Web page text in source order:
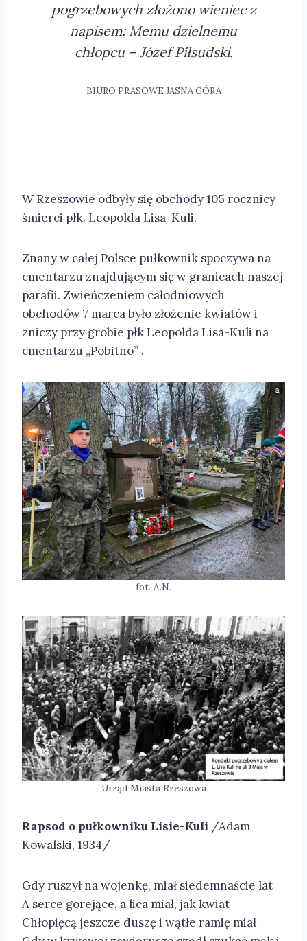
pogrzebowych złożono wieniec z
napisem: Memu dzielnemu
chłopcu – Józef Piłsudski.
BIURO PRASOWE JASNA GÓRA
W Rzeszowie odbyły się obchody 105 rocznicy
śmierci płk. Leopolda Lisa-Kuli.
Znany w całej Polsce pułkownik spoczywa na
cmentarzu znajdującym się w granicach naszej
parafii. Zwieńczeniem całodniowych
obchodów 7 marca było złożenie kwiatów i
zniczy przy grobie płk Leopolda Lisa-Kuli na
cmentarzu „Pobitno” .
fot. A.N.
Urząd Miasta Rzeszowa
Rapsod o pułkowniku Lisie-Kuli /Adam
Kowalski, 1934/
Gdy ruszył na wojenkę, miał siedemnaście lat
A serce gorejące, a lica miał, jak kwiat
Chłopięcą jeszcze duszę i wątłe ramię miał